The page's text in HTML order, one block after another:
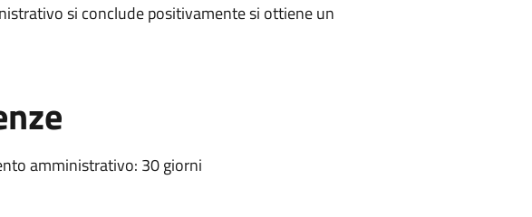
si conclude positivamente si ottiene un
amministrativo: 30 giorni